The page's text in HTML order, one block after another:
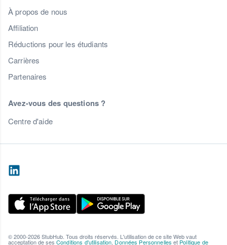
À propos de nous
Affiliation
Réductions pour les étudiants
Carrières
Partenaires
Avez-vous des questions ?
Centre d'aide
© 2000-2026 StubHub. Tous droits réservés. L'utilisation de ce site Web vaut
acceptation de ses Conditions d'utilisation, Données Personnelles et Politique de